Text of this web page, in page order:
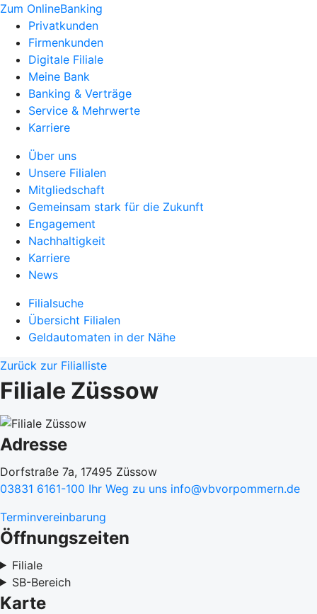
Zum OnlineBanking
Privatkunden
Firmenkunden
Digitale Filiale
Meine Bank
Banking & Verträge
Service & Mehrwerte
Karriere
Über uns
Unsere Filialen
Mitgliedschaft
Gemeinsam stark für die Zukunft
Engagement
Nachhaltigkeit
Karriere
News
Filialsuche
Übersicht Filialen
Geldautomaten in der Nähe
Zurück zur Filialliste
Filiale Züssow
Adresse
Dorfstraße 7a, 17495 Züssow
03831 6161-100 Ihr Weg zu uns info@vbvorpommern.de
Terminvereinbarung
Öffnungszeiten
Filiale
SB-Bereich
Karte